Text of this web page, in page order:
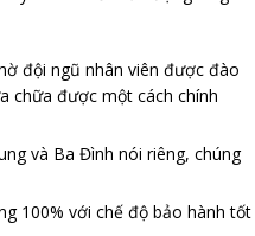
đội ngũ nhân viên được đào
chữa được một cách chính
và Ba Đình nói riêng, chúng
100% với chế độ bảo hành tốt